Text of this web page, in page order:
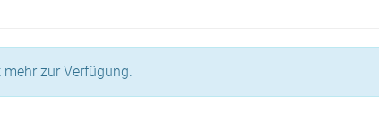
zur Verfügung.